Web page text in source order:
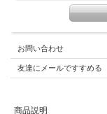
お問い合わせ
友達にメールですすめる
商品説明